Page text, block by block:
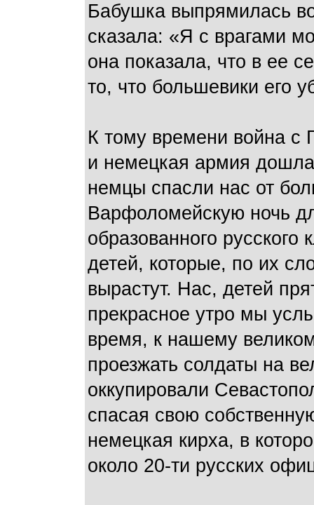
Бабушка выпрямилась
сказала: «Я с врагами
она показала, что в ее
то, что большевики его
К тому времени война с
и немецкая армия
немцы спасли нас от
Варфоломейскую ночь
образованного
детей, которые, по их
вырастут. Нас, детей
прекрасное утро мы
время, к нашему
проезжать солдаты на
оккупировали
спасая свою
немецкая кирха, в
около 20-ти русских